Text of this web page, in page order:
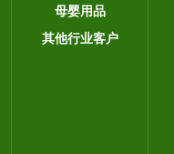
母婴用品
其他行业客户